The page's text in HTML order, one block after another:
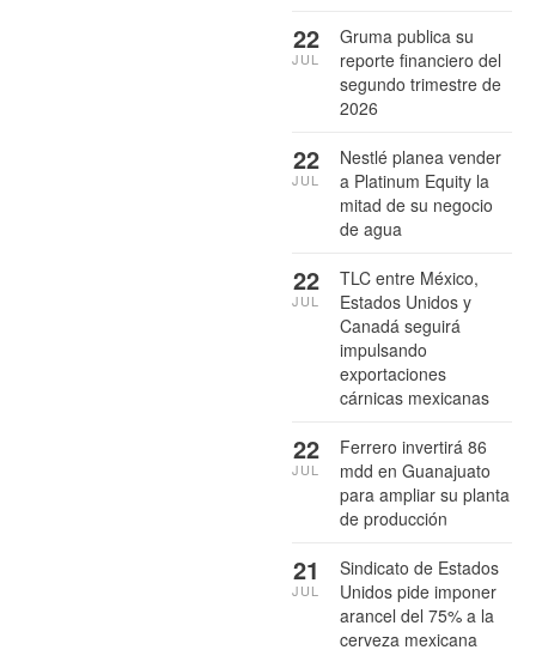
Gruma publica su
reporte financiero del
segundo trimestre de
2026
22
JUL
Nestlé planea vender
a Platinum Equity la
mitad de su negocio
de agua
22
JUL
TLC entre México,
Estados Unidos y
Canadá seguirá
impulsando
exportaciones
cárnicas mexicanas
22
JUL
Ferrero invertirá 86
mdd en Guanajuato
para ampliar su planta
de producción
22
JUL
Sindicato de Estados
Unidos pide imponer
arancel del 75% a la
cerveza mexicana
21
JUL